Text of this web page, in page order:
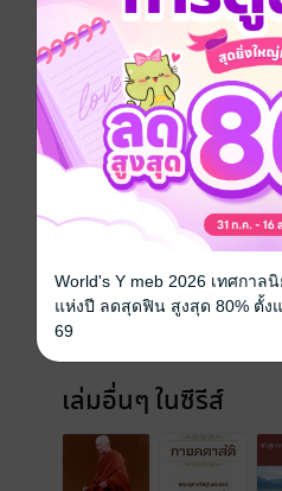
ปรัชญา แรงบัน
พุทธศาสนา
ซีรีส์ ธรรมะ/ปรัช
ประเภทไฟล์
ความยาว
ราคาปก
เล่มอื่นๆ ในซีรีส์
World's Y meb 2026 เทศกาล
แห่งปี ลดสุดฟิน สูงสุด 80% ตั้ง
69